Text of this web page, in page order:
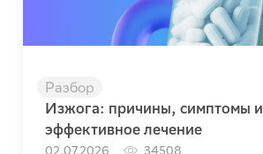
Разбор
Изжога: причины, симптомы и
эффективное лечение
02.07.2026 34508